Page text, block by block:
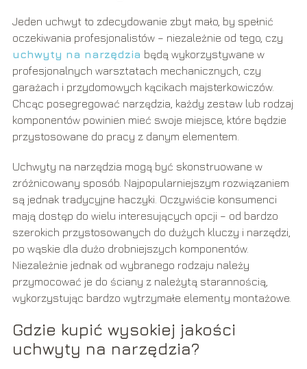
Jeden uchwyt to zdecydowanie zbyt mało, by spełnić
oczekiwania profesjonalistów – niezależnie od tego, czy
uchwyty na narzędzia będą wykorzystywane w
profesjonalnych warsztatach mechanicznych, czy
garażach i przydomowych kącikach majsterkowiczów.
Chcąc posegregować narzędzia, każdy zestaw lub rodzaj
komponentów powinien mieć swoje miejsce, które będzie
przystosowane do pracy z danym elementem.
Uchwyty na narzędzia mogą być skonstruowane w
zróżnicowany sposób. Najpopularniejszym rozwiązaniem
są jednak tradycyjne haczyki. Oczywiście konsumenci
mają dostęp do wielu interesujących opcji – od bardzo
szerokich przystosowanych do dużych kluczy i narzędzi,
po wąskie dla dużo drobniejszych komponentów.
Niezależnie jednak od wybranego rodzaju należy
przymocować je do ściany z należytą starannością,
wykorzystując bardzo wytrzymałe elementy montażowe.
Gdzie kupić wysokiej jakości
uchwyty na narzędzia?